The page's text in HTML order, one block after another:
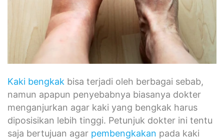
Kaki bengkak bisa terjadi oleh berbagai sebab,
namun apapun penyebabnya biasanya dokter
menganjurkan agar kaki yang bengkak harus
diposisikan lebih tinggi. Petunjuk dokter ini tentu
saja bertujuan agar pembengkakan pada kaki